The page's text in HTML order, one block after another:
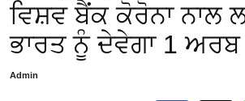
ਵਿਸ਼ਵ ਬੈਂਕ ਕੋਰੋਨਾ ਨਾਲ
ਭਾਰਤ ਨੂੰ ਦੇਵੇਗਾ 1 ਅਰਬ
Admin